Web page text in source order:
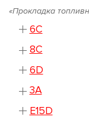
«Прокладка
6C
8C
6D
3A
E15D